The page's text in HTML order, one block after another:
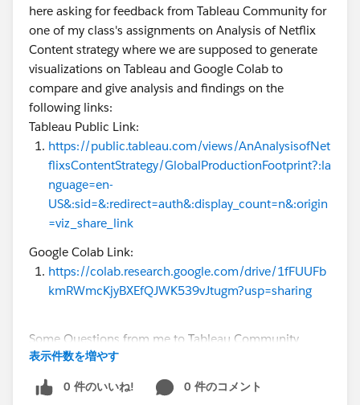
here asking for feedback from Tableau Community for
one of my class's assignments on Analysis of Netflix
Content strategy where we are supposed to generate
visualizations on Tableau and Google Colab to
compare and give analysis and findings on the
following links:
Tableau Public Link:
https://public.tableau.com/views/AnAnalysisofNet
flixsContentStrategy/GlobalProductionFootprint?:la
nguage=en-
US&:sid=&:redirect=auth&:display_count=n&:origin
=viz_share_link
Google Colab Link:
https://colab.research.google.com/drive/1fFUUFb
kmRWmcKjyBXEfQJWK539vJtugm?usp=sharing
Some Questions from me to Tableau Community
Audience:
1. Line chart: Does it clearly show the post-2015
growth?
表示件数を増やす
0 件のいいね!
0 件のコメント